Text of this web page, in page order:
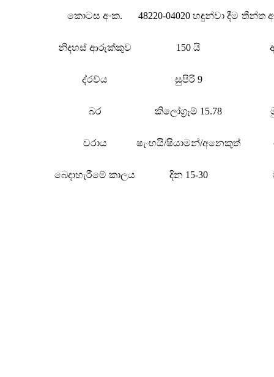
කොටස අංක. 48220-04020 හඳුන්වා දීම තීන්ත
නිදහස් ආරුක්කුව 150 යි
ද්රව්ය සුපිරි 9
බර කිලෝග්‍රෑම් 15.78
වරාය ෂැංහයි/ෂියාමන්/අනෙකුත්
බෙදාහැරීමේ කාලය දින 15-30